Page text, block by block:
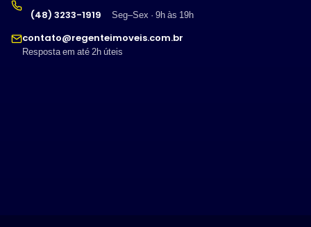
(48) 3233-1919
Seg–Sex · 9h às 19h
contato@regenteimoveis.com.br
Resposta em até 2h úteis